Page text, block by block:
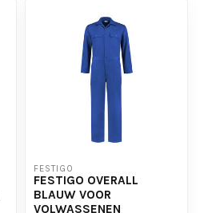
FESTIGO
FESTIGO OVERALL
BLAUW VOOR
VOLWASSENEN